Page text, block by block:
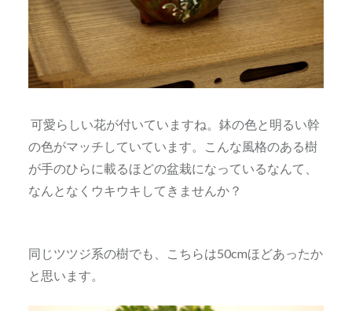
可愛らしい花が付いていますね。鉢の色と明るい幹
の色がマッチしていています。こんな風格のある樹
が手のひらに載るほどの盆栽になっているなんて、
なんとなくウキウキしてきませんか？
同じツツジ系の樹でも、こちらは50cmほどあったか
と思います。